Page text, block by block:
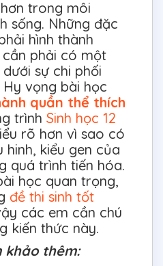
trong môi
sống. Những đặc
hình thành
phải có một
sự chi phối
vọng bài học
quần thể thích
trình Sinh học 12
rõ hơn vì sao có
kiểu gen của
quá trình tiến hóa.
học quan trọng,
đề thi sinh tốt
các em cần chú
kiến thức này.
khảo thêm: